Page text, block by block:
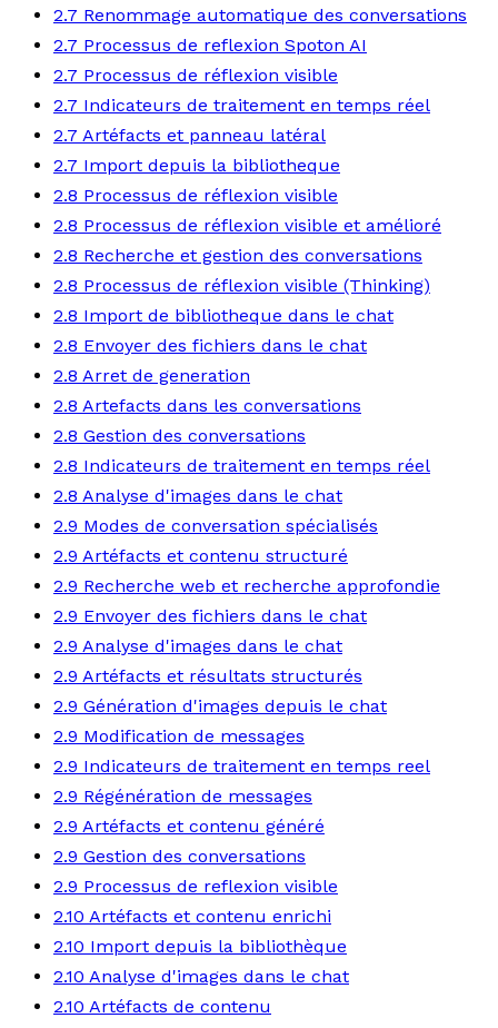
2.7 Renommage automatique des conversations
2.7 Processus de reflexion Spoton AI
2.7 Processus de réflexion visible
2.7 Indicateurs de traitement en temps réel
2.7 Artéfacts et panneau latéral
2.7 Import depuis la bibliotheque
2.8 Processus de réflexion visible
2.8 Processus de réflexion visible et amélioré
2.8 Recherche et gestion des conversations
2.8 Processus de réflexion visible (Thinking)
2.8 Import de bibliotheque dans le chat
2.8 Envoyer des fichiers dans le chat
2.8 Arret de generation
2.8 Artefacts dans les conversations
2.8 Gestion des conversations
2.8 Indicateurs de traitement en temps réel
2.8 Analyse d'images dans le chat
2.9 Modes de conversation spécialisés
2.9 Artéfacts et contenu structuré
2.9 Recherche web et recherche approfondie
2.9 Envoyer des fichiers dans le chat
2.9 Analyse d'images dans le chat
2.9 Artéfacts et résultats structurés
2.9 Génération d'images depuis le chat
2.9 Modification de messages
2.9 Indicateurs de traitement en temps reel
2.9 Régénération de messages
2.9 Artéfacts et contenu généré
2.9 Gestion des conversations
2.9 Processus de reflexion visible
2.10 Artéfacts et contenu enrichi
2.10 Import depuis la bibliothèque
2.10 Analyse d'images dans le chat
2.10 Artéfacts de contenu